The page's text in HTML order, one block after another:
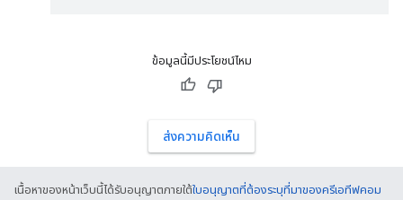
ข้อมูลนี้มีประโยชน์ไหม
ส่งความคิดเห็น
เนื้อหาของหน้าเว็บนี้ได้รับอนุญาตภายใต้ใบอนุญาตที่ต้องระบุที่มาของครีเอทีฟคอม